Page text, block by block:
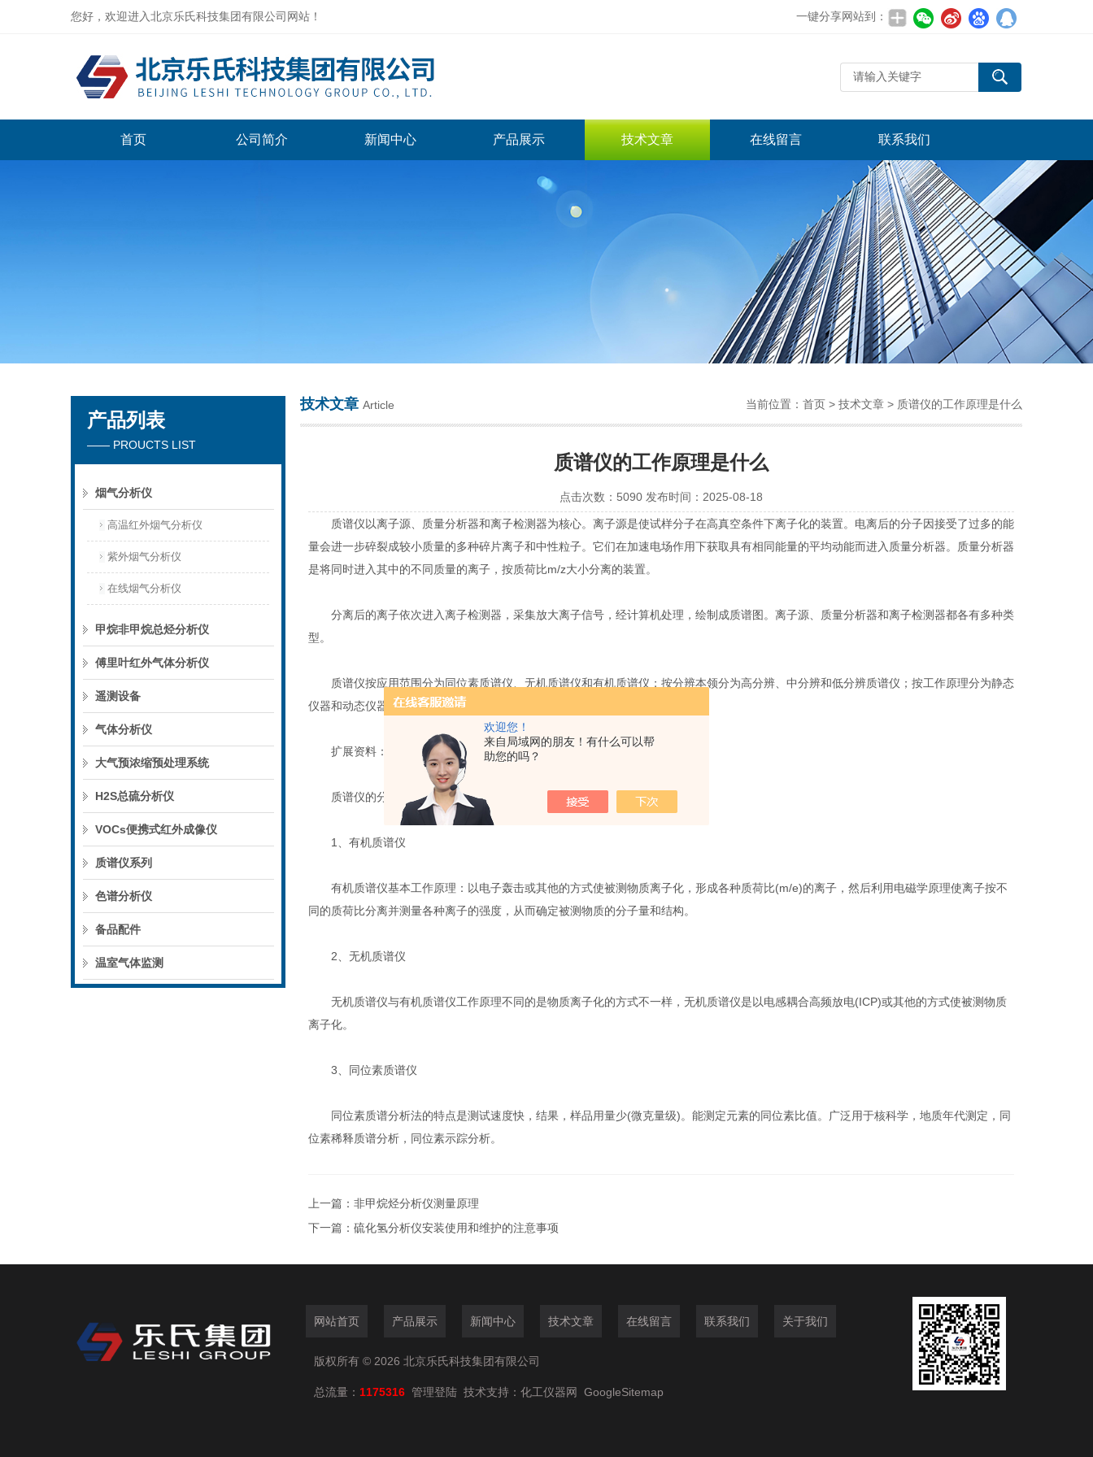
欢迎您！
来自局域网的朋友！有什么可以帮
助您的吗？
您好，欢迎进入北京乐氏科技集团有限公司网站！ 一键分享网站到：
北京乐氏科技集团有限公司
首页 公司简介 新闻中心 产品展示 技术文章 在线留言 联系我们
产品列表
—— PROUCTS LIST
烟气分析仪
高温红外烟气分析仪
紫外烟气分析仪
在线烟气分析仪
甲烷非甲烷总烃分析仪
傅里叶红外气体分析仪
遥测设备
气体分析仪
大气预浓缩预处理系统
H2S总硫分析仪
VOCs便携式红外成像仪
质谱仪系列
色谱分析仪
备品配件
温室气体监测
技术文章 Article 当前位置： 首页 > 技术文章 > 质谱仪的工作原理是什么
质谱仪的工作原理是什么
点击次数：5090 发布时间：2025-08-18
质谱仪以离子源、质量分析器和离子检测器为核心。离子源是使试样分子在高真空条件下离子化的装置。电离后的分子因接受了过多的能
量会进一步碎裂成较小质量的多种碎片离子和中性粒子。它们在加速电场作用下获取具有相同能量的平均动能而进入质量分析器。质量分析器
是将同时进入其中的不同质量的离子，按质荷比m/z大小分离的装置。
分离后的离子依次进入离子检测器，采集放大离子信号，经计算机处理，绘制成质谱图。离子源、质量分析器和离子检测器都各有多种类
型。
质谱仪按应用范围分为同位素质谱仪、无机质谱仪和有机质谱仪；按分辨本领分为高分辨、中分辨和低分辨质谱仪；按工作原理分为静态
仪器和动态仪器。
扩展资料：
质谱仪的分类
1、有机质谱仪
有机质谱仪基本工作原理：以电子轰击或其他的方式使被测物质离子化，形成各种质荷比(m/e)的离子，然后利用电磁学原理使离子按不
同的质荷比分离并测量各种离子的强度，从而确定被测物质的分子量和结构。
2、无机质谱仪
无机质谱仪与有机质谱仪工作原理不同的是物质离子化的方式不一样，无机质谱仪是以电感耦合高频放电(ICP)或其他的方式使被测物质
离子化。
3、同位素质谱仪
同位素质谱分析法的特点是测试速度快，结果，样品用量少(微克量级)。能测定元素的同位素比值。广泛用于核科学，地质年代测定，同
位素稀释质谱分析，同位素示踪分析。
上一篇： 非甲烷烃分析仪测量原理
下一篇： 硫化氢分析仪安装使用和维护的注意事项
网站首页 产品展示 新闻中心 技术文章 在线留言 联系我们 关于我们
版权所有 © 2026 北京乐氏科技集团有限公司
总流量： 1175316 管理登陆 技术支持： 化工仪器网 GoogleSitemap